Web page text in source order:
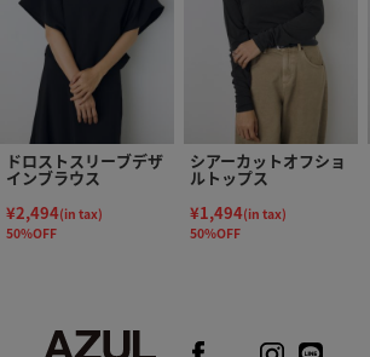
ドロストスリーブデザ
インブラウス
¥2,494(in tax)
50%OFF
シアーカットオフショ
ルトップス
¥1,494(in tax)
50%OFF